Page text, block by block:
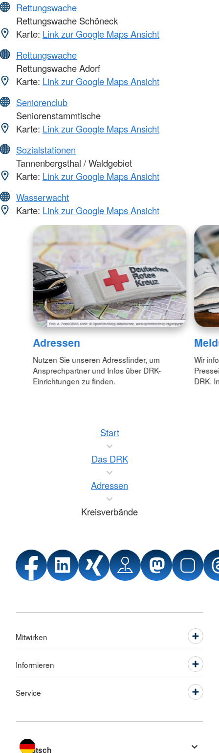
Rettungswache
Rettungswache Schöneck
Karte: Link zur Google Maps Ansicht
Rettungswache
Rettungswache Adorf
Karte: Link zur Google Maps Ansicht
Seniorenclub
Seniorenstammtische
Karte: Link zur Google Maps Ansicht
Sozialstationen
Tannenbergsthal / Waldgebiet
Karte: Link zur Google Maps Ansicht
Wasserwacht
Karte: Link zur Google Maps Ansicht
Adressen
Nutzen Sie unseren Adressfinder, um
Ansprechpartner und Infos über DRK-
Einrichtungen zu finden.
Wir
DRK.
Start
Das DRK
Adressen
Kreisverbände
Mitwirken
Informieren
Service
Sprache wechseln zu